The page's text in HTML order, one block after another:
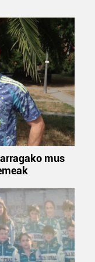
mus